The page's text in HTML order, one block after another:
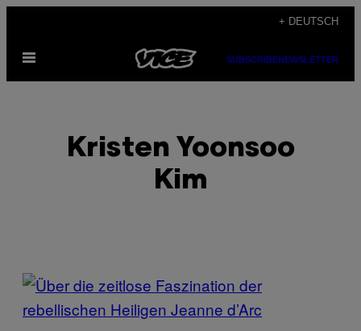
content
+ DEUTSCH
Open
SUBSCRIBENEWSLETTER
Kristen Yoonsoo
Kim
POSTS
BY